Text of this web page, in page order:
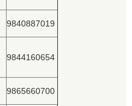
9840887019
9844160654
9865660700